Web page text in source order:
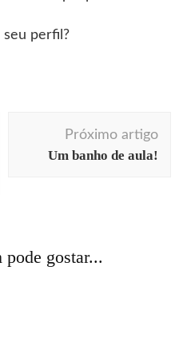
seu perfil?
Próximo artigo
Um banho de aula!
pode gostar...
fotografia